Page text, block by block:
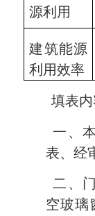
源利用
建筑能源
利用效率
填表内
一、本
表、经
二、门
空玻璃